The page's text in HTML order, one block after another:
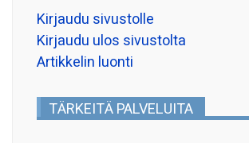
Kirjaudu sivustolle
Kirjaudu ulos sivustolta
Artikkelin luonti
TÄRKEITÄ PALVELUITA